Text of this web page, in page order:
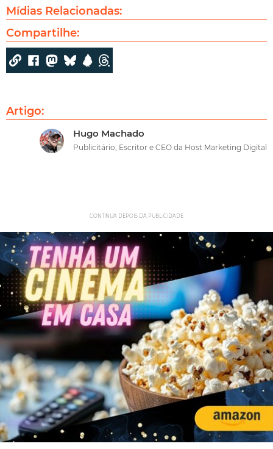
Mídias Relacionadas:
Compartilhe:
Artigo:
Hugo Machado
Publicitário, Escritor e CEO da Host Marketing Digital
CONTINUA DEPOIS DA PUBLICIDADE